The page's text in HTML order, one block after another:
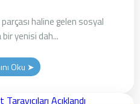
haline gelen sosyal
yenisi dah...
Oku ➤